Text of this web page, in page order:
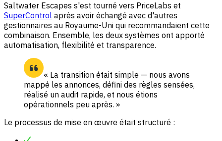
Saltwater Escapes s'est tourné vers PriceLabs et
SuperControl après avoir échangé avec d'autres
gestionnaires au Royaume-Uni qui recommandaient cette
combinaison. Ensemble, les deux systèmes ont apporté
automatisation, flexibilité et transparence.
« La transition était simple — nous avons
mappé les annonces, défini des règles sensées,
réalisé un audit rapide, et nous étions
opérationnels peu après. »
Le processus de mise en œuvre était structuré :